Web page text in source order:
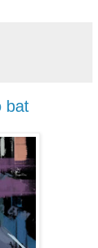
bat